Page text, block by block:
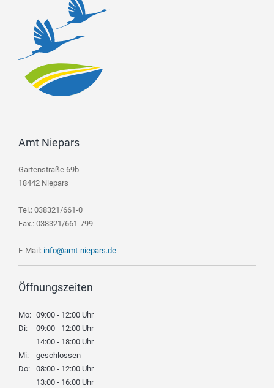
Amt Niepars
Gartenstraße 69b
18442 Niepars
Tel.: 038321/661-0
Fax.: 038321/661-799
E-Mail: info@amt-niepars.de
Öffnungszeiten
Mo: 09:00 - 12:00 Uhr
Di:
09:00 - 12:00 Uhr
14:00 - 18:00 Uhr
Mi:
geschlossen
Do:
08:00 - 12:00 Uhr
13:00 - 16:00 Uhr